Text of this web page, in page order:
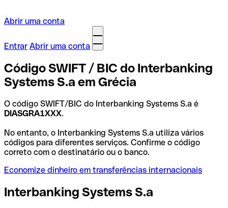
Abrir uma conta
Entrar Abrir uma conta
Código SWIFT / BIC do Interbanking
Systems S.a em Grécia
O código SWIFT/BIC do Interbanking Systems S.a é
DIASGRA1XXX.
No entanto, o Interbanking Systems S.a utiliza vários
códigos para diferentes serviços. Confirme o código
correto com o destinatário ou o banco.
Economize dinheiro em transferências internacionais
Interbanking Systems S.a